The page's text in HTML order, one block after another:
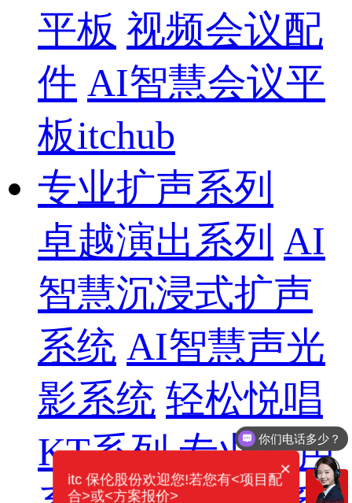
平板 视频会议配
件 AI智慧会议平
板itchub
专业扩声系列
卓越演出系列 AI
智慧沉浸式扩声
系统 AI智慧声光
影系统 轻松悦唱
KT系列 专业扩声
你们电话多少？
×
itc 保伦股份欢迎您!若您有<项目配
合>或<方案报价>